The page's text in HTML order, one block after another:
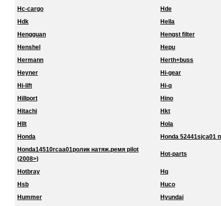
Hc-cargo
Hde
Hdk
Hella
Hengguan
Hengst filter
Henshel
Hepu
Hermann
Herth+buss
Heyner
Hi-gear
Hi-lift
Hi-q
Hillport
Hino
Hitachi
Hkt
Hllt
Hola
Honda
Honda 52441sjca01
Honda14510rcaa01ролик натяж.ремя pilot
(2008>)
Hot-parts
Hotbray
Hq
Hsb
Huco
Hummer
Hyundai